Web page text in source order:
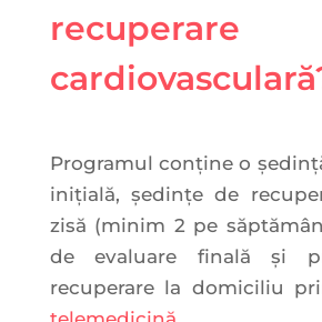
recuperare
Programul conține o
inițială, ședințe de
zisă (minim 2 pe
de evaluare finală și
recuperare la domiciliu